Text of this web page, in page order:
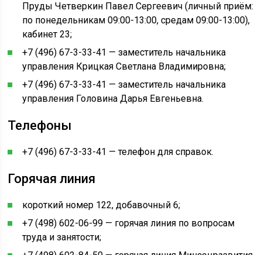
Пруды Четверкин Павел Сергеевич (личный приём:
по понедельникам 09:00-13:00, средам 09:00-13:00),
кабинет 23;
+7 (496) 67-3-33-41 — заместитель начальника
управления Крицкая Светлана Владимировна;
+7 (496) 67-3-33-41 — заместитель начальника
управления Головина Дарья Евгеньевна.
Телефоны
+7 (496) 67-3-33-41 — телефон для справок.
Горячая линия
короткий номер 122, добавочный 6;
+7 (498) 602-06-99 — горячая линия по вопросам
труда и занятости;